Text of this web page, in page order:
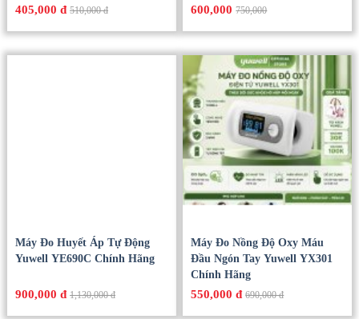
405,000 đ 510,000 đ 600,000750,000
Máy Đo Huyết Áp Tự Động
Yuwell YE690C Chính Hãng
900,000 đ 1,130,000 đ
Máy Đo Nồng Độ Oxy Máu
Đầu Ngón Tay Yuwell YX301
Chính Hãng
550,000 đ 690,000 đ